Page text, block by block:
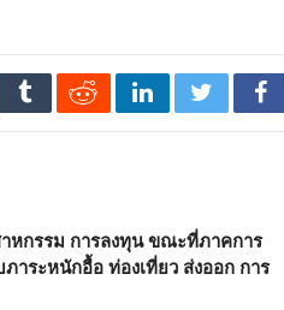
หกรรม การลงทุน ขณะที่ภาคการ
ภาระหนักอื้อ ท่องเที่ยว ส่งออก การ